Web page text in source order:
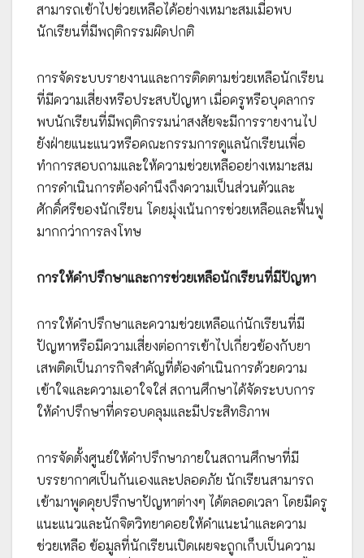
สามารถเข้าไปช่วยเหลือได้อย่างเหมาะสมเมื่อพบ
นักเรียนที่มีพฤติกรรมผิดปกติ
การจัดระบบรายงานและการติดตามช่วยเหลือนักเรียน
ที่มีความเสี่ยงหรือประสบปัญหา เมื่อครูหรือบุคลากร
พบนักเรียนที่มีพฤติกรรมน่าสงสัยจะมีการรายงานไป
ยังฝ่ายแนะแนวหรือคณะกรรมการดูแลนักเรียนเพื่อ
ทำการสอบถามและให้ความช่วยเหลืออย่างเหมาะสม
การดำเนินการต้องคำนึงถึงความเป็นส่วนตัวและ
ศักดิ์ศรีของนักเรียน โดยมุ่งเน้นการช่วยเหลือและฟื้นฟู
มากกว่าการลงโทษ
การให้คำปรึกษาและการช่วยเหลือนักเรียนที่มีปัญหา
การให้คำปรึกษาและความช่วยเหลือแก่นักเรียนที่มี
ปัญหาหรือมีความเสี่ยงต่อการเข้าไปเกี่ยวข้องกับยา
เสพติดเป็นภารกิจสำคัญที่ต้องดำเนินการด้วยความ
เข้าใจและความเอาใจใส่ สถานศึกษาได้จัดระบบการ
ให้คำปรึกษาที่ครอบคลุมและมีประสิทธิภาพ
การจัดตั้งศูนย์ให้คำปรึกษาภายในสถานศึกษาที่มี
บรรยากาศเป็นกันเองและปลอดภัย นักเรียนสามารถ
เข้ามาพูดคุยปรึกษาปัญหาต่างๆ ได้ตลอดเวลา โดยมีครู
แนะแนวและนักจิตวิทยาคอยให้คำแนะนำและความ
ช่วยเหลือ ข้อมูลที่นักเรียนเปิดเผยจะถูกเก็บเป็นความ